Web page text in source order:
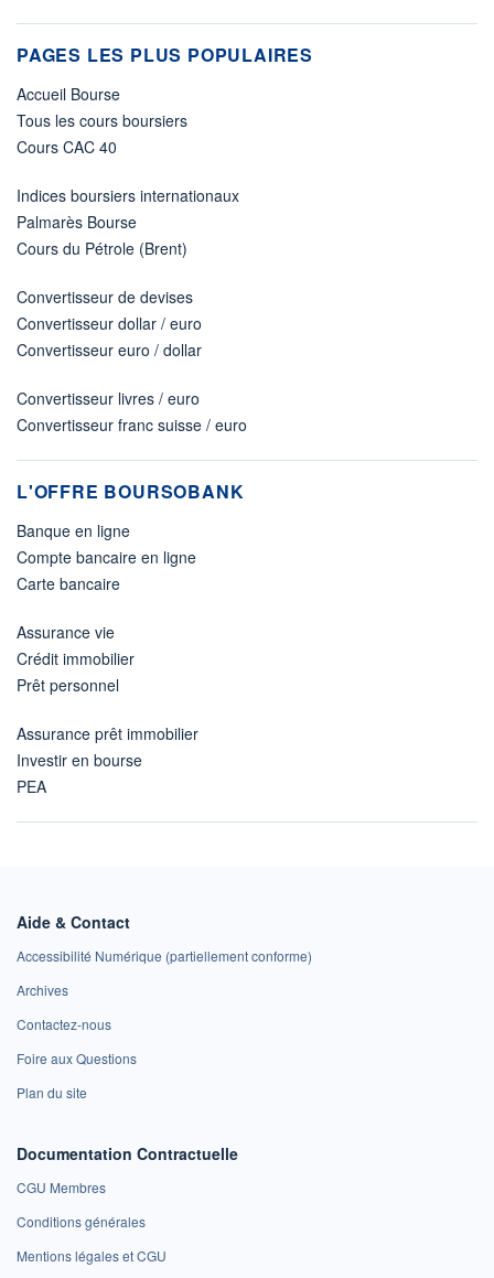
PAGES LES PLUS POPULAIRES
Accueil Bourse
Tous les cours boursiers
Cours CAC 40
Indices boursiers internationaux
Palmarès Bourse
Cours du Pétrole (Brent)
Convertisseur de devises
Convertisseur dollar / euro
Convertisseur euro / dollar
Convertisseur livres / euro
Convertisseur franc suisse / euro
L'OFFRE BOURSOBANK
Banque en ligne
Compte bancaire en ligne
Carte bancaire
Assurance vie
Crédit immobilier
Prêt personnel
Assurance prêt immobilier
Investir en bourse
PEA
Aide & Contact
Accessibilité Numérique (partiellement conforme)
Archives
Contactez-nous
Foire aux Questions
Plan du site
Documentation Contractuelle
CGU Membres
Conditions générales
Mentions légales et CGU